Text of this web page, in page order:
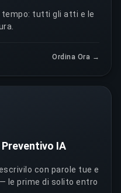
tutti gli atti e le
Ordina Ora →
IA
con parole tue e
le prime di solito entro